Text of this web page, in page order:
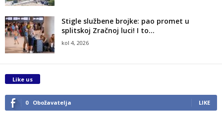
Stigle službene brojke: pao promet u
splitskoj Zračnoj luci! I to...
kol 4, 2026
Like us
0 Obožavatelja LIKE